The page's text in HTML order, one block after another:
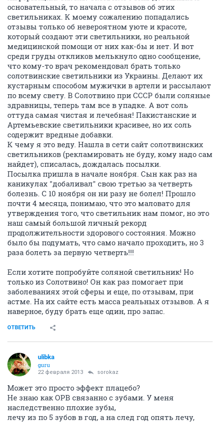
основательный, то начала с отзывов об этих
светильниках. К моему сожалению попадались
отзывы только об невероятном уюте и красоте,
который создают эти светильники, но реальной
медицинской помощи от них как-бы и нет. И вот
среди груды откликов мелькнуло одно сообщение,
что кому-то врач рекомендовал брать только
солотвинские светильники из Украины. Делают их
кустарным способом мужички в артели и рассылают
по всему свету. В Солотвино при СССР были соляные
здравницы, теперь там все в упадке. А вот соль
оттуда самая чистая и лечебная! Пакистанские и
Артемьевские светильники красивее, но их соль
содержит вредные добавки.
К чему я это веду. Нашла в сети сайт солотвинских
светильников (рекламировать не буду, кому надо сам
найдет), списалась, дождалась посылки.
Посылка пришла в начале ноября. Сын как раз на
каникулах "добаливал" свою третью за четверть
болезнь. С 10 ноября он ни разу не болел! Прошло
почти 4 месяца, понимаю, что это маловато для
утверждения того, что светильник нам помог, но это
наш самый большой личный рекорд
продолжительности здорового состояния. Можно
было бы подумать, что само начало проходить, но 3
раза болеть за первую четверть!!!
Если хотите попробуйте соляной светильник! Но
только из Солотвино! Он как раз помогает при
заболеваниях этой сферы и еще, по отзывам, при
астме. На их сайте есть масса реальных отзывов. А я
наверное, буду брать еще один, про запас.
ОТВЕТИТЬ
ulibka
guru
22 февраля 2013 sorokaz
Может это просто эффект плацебо?
Не знаю как ОРВ связанно с зубами. У меня
наследственно плохие зубы,
лечу из по 5 зубов в год, а на след год опять лечу,